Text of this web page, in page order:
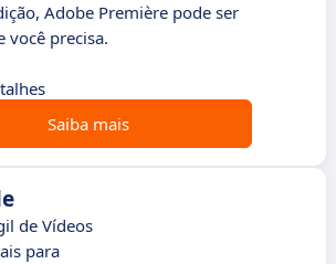
Adobe Première pode ser
você precisa.
Saiba mais
de Vídeos
para